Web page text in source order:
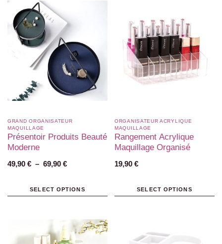
GRAND ORGANISATEUR
MAQUILLAGE
Présentoir Produits Beauté
Moderne
49,90 € – 69,90 €
SELECT OPTIONS
ORGANISATEUR ACRYLIQUE
MAQUILLAGE
Rangement Acrylique
Maquillage Organisé
19,90 €
SELECT OPTIONS